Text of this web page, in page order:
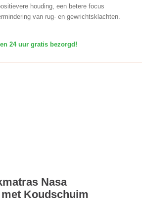
houding, een betere focus
van rug- en gewrichtsklachten.
24 uur gratis bezorgd!
Nasa
Koudschuim